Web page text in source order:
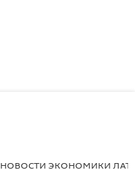
НОВОСТИ ЭКОНОМИКИ